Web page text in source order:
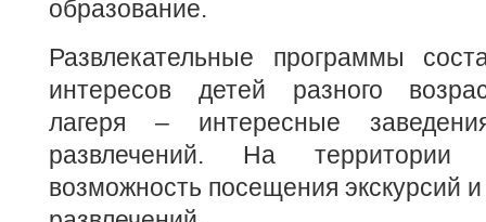
образование.
Развлекательные программы
интересов детей разного
лагеря – интересные
развлечений. На территории
возможность посещения экскурсий